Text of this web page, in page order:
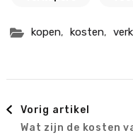
kopen, kosten,
Vorig artikel
Wat zijn de kosten